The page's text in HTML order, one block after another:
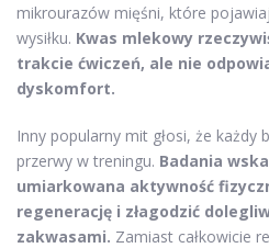
mikrourazów mięśni, które
wysiłku. Kwas mlekowy
trakcie ćwiczeń, ale nie
dyskomfort.
Inny popularny mit głosi, że każdy
przerwy w treningu. Badania
umiarkowana aktywność
regenerację i złagodzić
zakwasami. Zamiast całkowicie